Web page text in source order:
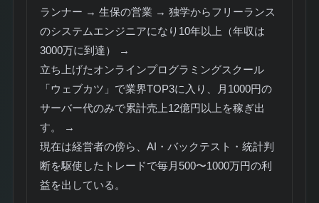
ランナー → 生保の営業 → 独学からフリーランス
のシステムエンジニアになり10年以上（年収は
3000万に到達） →
立ち上げたオンラインプログラミングスクール
「ウェブカツ」で業界TOP3に入り、月1000円の
サーバー代のみで累計売上12億円以上を稼ぎ出
す。 →
現在は経営者の傍ら、AI・バックテスト・統計判
断を駆使したトレードで毎月500〜1000万円の利
益を出している。